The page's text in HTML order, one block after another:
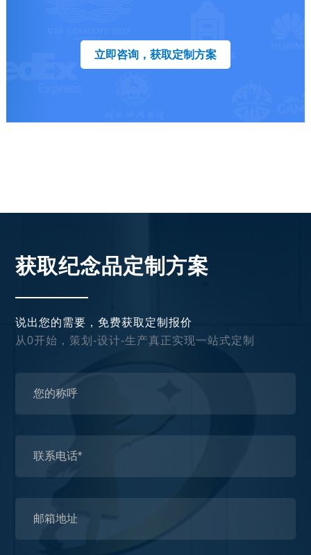
立即咨询，获取定制方案
获取纪念品定制方案
说出您的需要，免费获取定制报价
从0开始，策划-设计-生产真正实现一站式定制